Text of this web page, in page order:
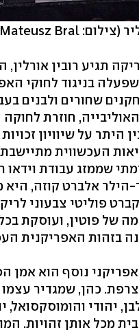
(צילום: Mateusz Bral)
תגיע רובין אורלין,
בניגוד לחוקי
שחורים ולבנים
חוזרת
היתר על שיוויון
העכשווית
שממזג עבודת
הילר אלברט קוזה, היא
פוליטי צבעוני
של פוטין, ועוסקת
בזהות האפריקנית
אפריקני נוסף הוא אמן
כהן, שמגדיר עצמו
יהודי והומוסקסואל,